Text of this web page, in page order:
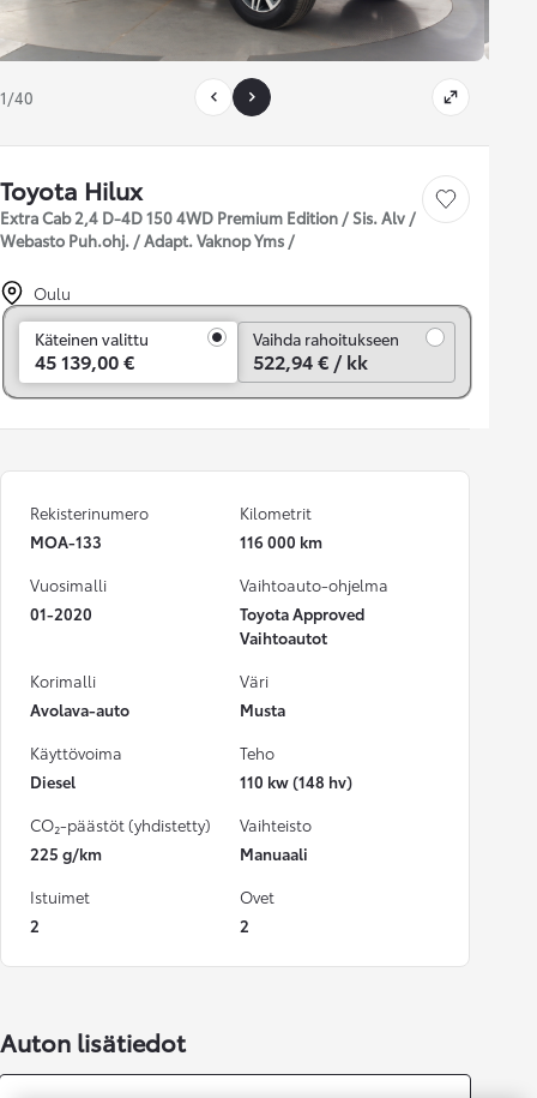
1/40
Toyota Hilux
Extra Cab 2,4 D-4D 150 4WD Premium Edition / Sis. Alv /
Webasto Puh.ohj. / Adapt. Vaknop Yms /
Tallenna auto
Oulu
Käteinen valittu
45 139,00 €
Vaihda rahoitukseen
522,94 € / kk
Rekisterinumero
MOA-133
Kilometrit
116 000 km
Vuosimalli
01-2020
Vaihtoauto-ohjelma
Toyota Approved
Vaihtoautot
Korimalli
Avolava-auto
Väri
Musta
Käyttövoima
Diesel
Teho
110 kw (148 hv)
CO₂-päästöt (yhdistetty)
225 g/km
Vaihteisto
Manuaali
Istuimet
2
Ovet
2
Auton lisätiedot